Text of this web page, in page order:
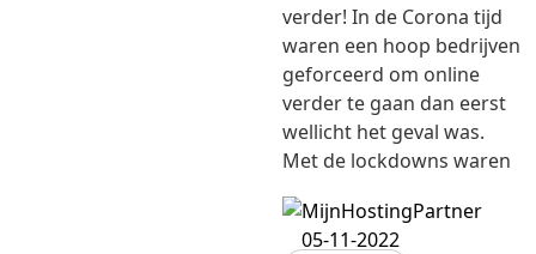
verder! In de Corona tijd
waren een hoop bedrijven
geforceerd om online
verder te gaan dan eerst
wellicht het geval was.
Met de lockdowns waren
05-11-2022